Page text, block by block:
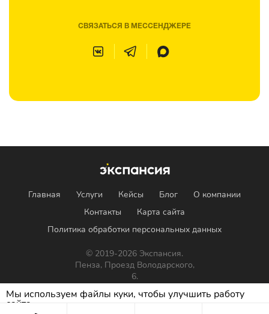
СВЯЗАТЬСЯ В МЕССЕНДЖЕРЕ
Главная Услуги Кейсы Блог
О компании
Контакты
Карта сайта
Политика обработки персональных данных
© 2019-2026 Экспансия.
Пенза, Проезд Володарского,
6.
Мы используем файлы куки, чтобы улучшить работу
сайта